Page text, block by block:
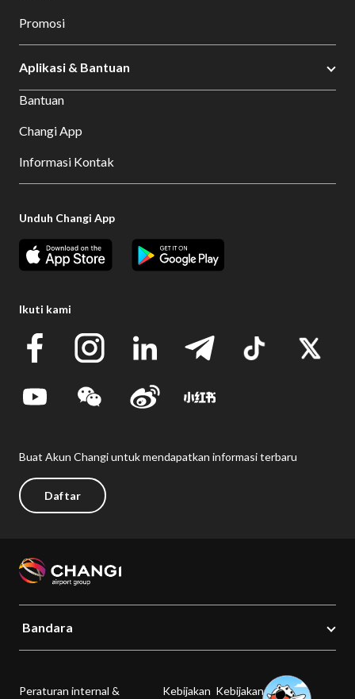
Promosi
Aplikasi & Bantuan
Bantuan
Changi App
Informasi Kontak
Unduh Changi App
Ikuti kami
Buat Akun Changi untuk mendapatkan informasi terbaru
Daftar
Bandara
Peraturan internal & Kebijakan Kebijakan